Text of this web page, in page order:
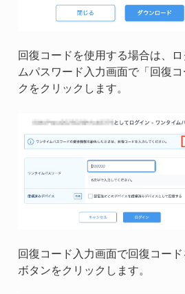
回復コードを使用する場合は、
ムパスワード入力画面で「回復
クをクリックします。
回復コード入力画面で回復コード
ボタンをクリックします。